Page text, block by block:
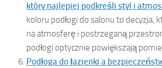
który najlepiej podkreśli styl i
koloru podłogi do salonu to decyzja,
na atmosferę i postrzeganą
podłogi optycznie powiększają
Podłoga do łazienki a